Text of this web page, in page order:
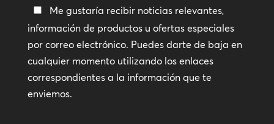
Manténte
en
contacto
Me gustaría recibir noticias relevantes,
información de productos u ofertas especiales
por correo electrónico. Puedes darte de baja en
cualquier momento utilizando los enlaces
correspondientes a la información que te
enviemos.